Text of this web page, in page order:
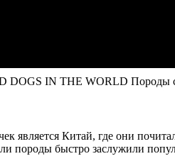
IN THE WORLD Породы
является Китай, где они
породы быстро заслужили